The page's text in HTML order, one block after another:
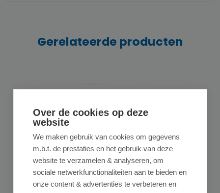
Gerelateerde producten
D&L PRODUCTS
Over de cookies op deze
website
We maken gebruik van cookies om gegevens
m.b.t. de prestaties en het gebruik van deze
website te verzamelen & analyseren, om
sociale netwerkfunctionaliteiten aan te bieden en
onze content & advertenties te verbeteren en